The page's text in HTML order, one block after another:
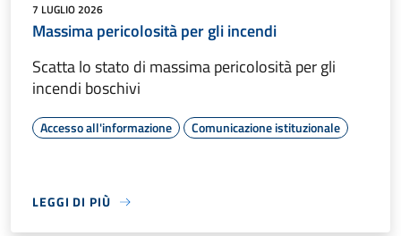
7 LUGLIO 2026
Massima pericolosità per gli incendi
Scatta lo stato di massima pericolosità per gli
incendi boschivi
Accesso all'informazione Comunicazione istituzionale
LEGGI DI PIÙ